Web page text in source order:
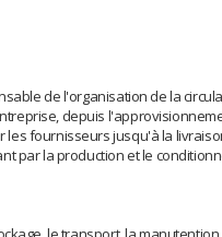
de l'organisation de la
depuis
les fournisseurs jusqu'à la
par la production et le